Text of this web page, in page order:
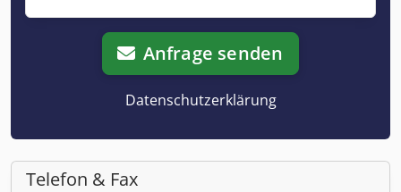
Anfrage senden
Datenschutzerklärung
Telefon & Fax